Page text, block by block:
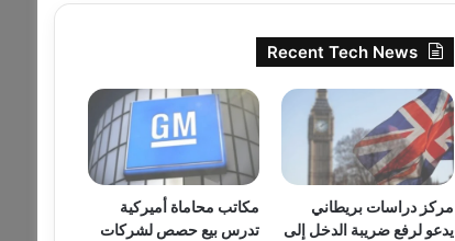
Recent Tech News
مركز دراسات بريطاني
يدعو لرفع ضريبة الدخل إلى
مكاتب محاماة أميركية
تدرس بيع حصص لشركات